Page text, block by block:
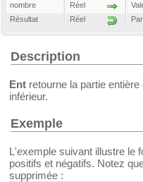
nombre
Réel
Résultat
Réel
Description
Ent retourne la partie
inférieur.
Exemple
L'exemple suivant illustre le
positifs et négatifs. Notez
supprimée :